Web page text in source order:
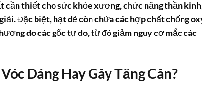
cần thiết cho sức khỏe xương, chức năng thần
Đặc biệt, hạt dẻ còn chứa các hợp chất chống
do các gốc tự do, từ đó giảm nguy cơ mắc các
Dáng Hay Gây Tăng Cân?